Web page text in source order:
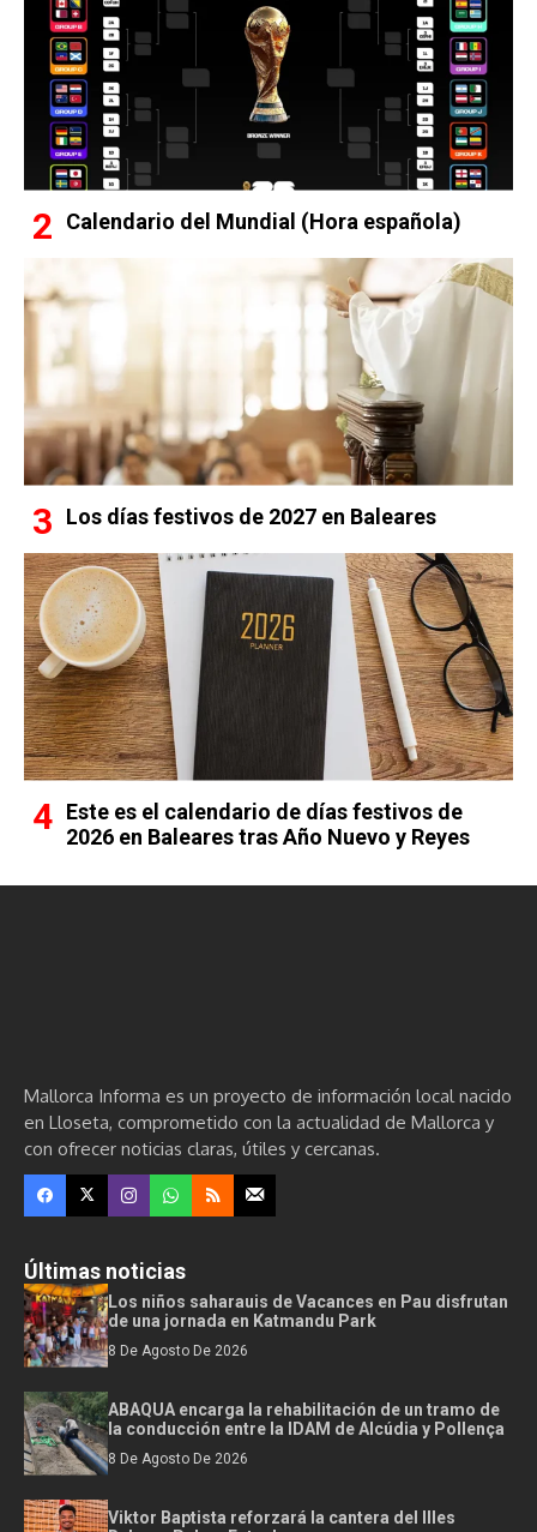
Calendario del Mundial (Hora española)
Los días festivos de 2027 en Baleares
Este es el calendario de días festivos de
2026 en Baleares tras Año Nuevo y Reyes
Mallorca Informa es un proyecto de información local nacido
en Lloseta, comprometido con la actualidad de Mallorca y
con ofrecer noticias claras, útiles y cercanas.
Últimas noticias
Los niños saharauis de Vacances en Pau disfrutan
de una jornada en Katmandu Park
8 De Agosto De 2026
ABAQUA encarga la rehabilitación de un tramo de
la conducción entre la IDAM de Alcúdia y Pollença
8 De Agosto De 2026
Viktor Baptista reforzará la cantera del Illes